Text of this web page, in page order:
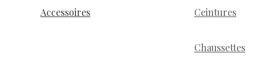
Accessoires Ceintures
Chaussettes